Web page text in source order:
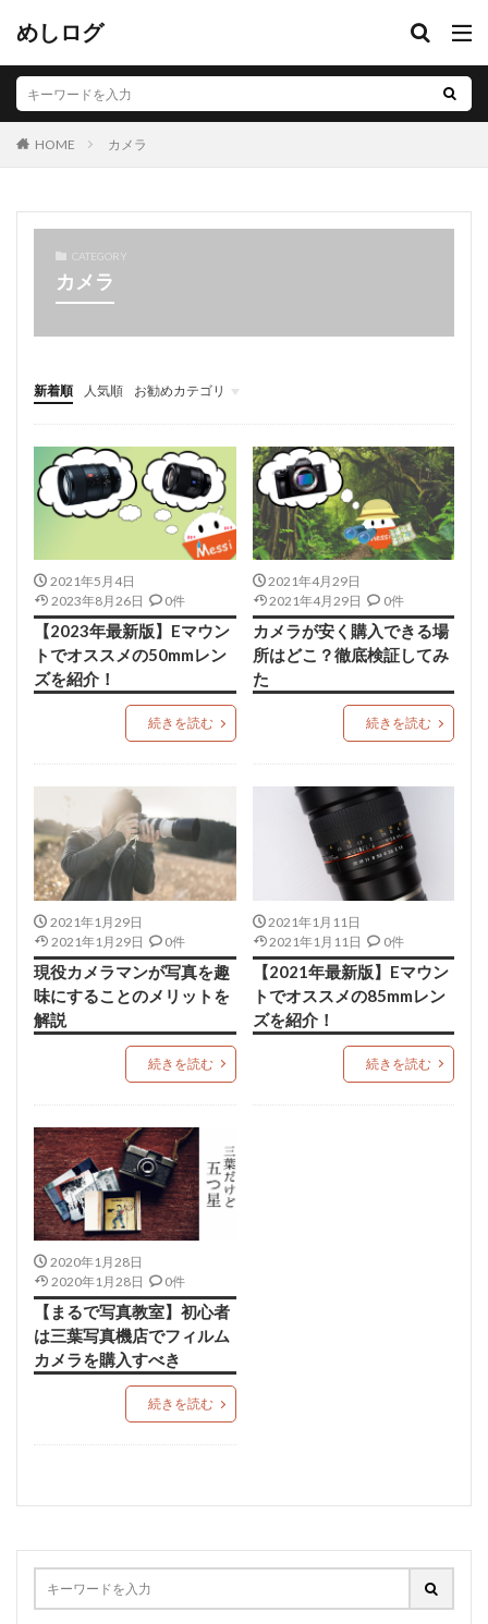
めしログ
HOME カメラ
CATEGORY
カメラ
新着順 人気順
お勧めカテゴリ
音フェチ
自己満の記事
2021年5月4日
2023年8月26日
0件
【2023年最新版】Eマウン
トでオススメの50mmレン
ズを紹介！
続きを読む
2021年4月29日
2021年4月29日
0件
カメラが安く購入できる場
所はどこ？徹底検証してみ
た
続きを読む
2021年1月29日
2021年1月29日
0件
現役カメラマンが写真を趣
味にすることのメリットを
解説
続きを読む
2021年1月11日
2021年1月11日
0件
【2021年最新版】Eマウン
トでオススメの85mmレン
ズを紹介！
続きを読む
2020年1月28日
2020年1月28日
0件
【まるで写真教室】初心者
は三葉写真機店でフィルム
カメラを購入すべき
続きを読む